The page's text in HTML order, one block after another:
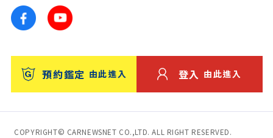
車訊網
台灣優良中古車商大獎
找海外車
消費者評價
保固
預約鑑定 由此進入 登入 由此進入
COPYRIGHT© CARNEWSNET CO.,LTD. ALL RIGHT RESERVED.